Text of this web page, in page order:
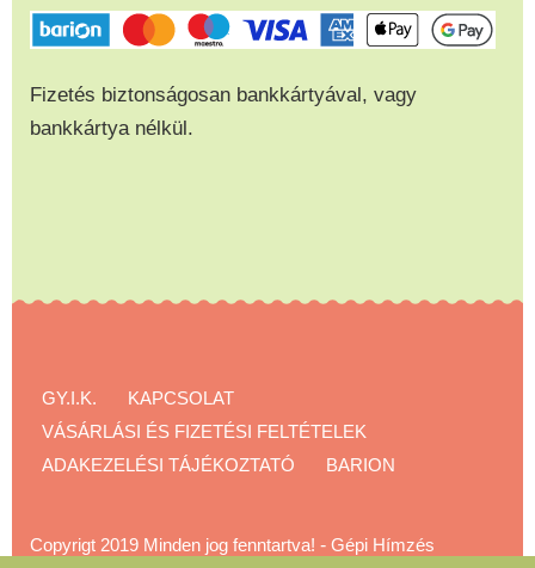
Fizetés biztonságosan bankkártyával, vagy
bankkártya nélkül.
GY.I.K.
KAPCSOLAT
VÁSÁRLÁSI ÉS FIZETÉSI FELTÉTELEK
ADAKEZELÉSI TÁJÉKOZTATÓ
BARION
Copyrigt 2019 Minden jog fenntartva! - Gépi Hímzés